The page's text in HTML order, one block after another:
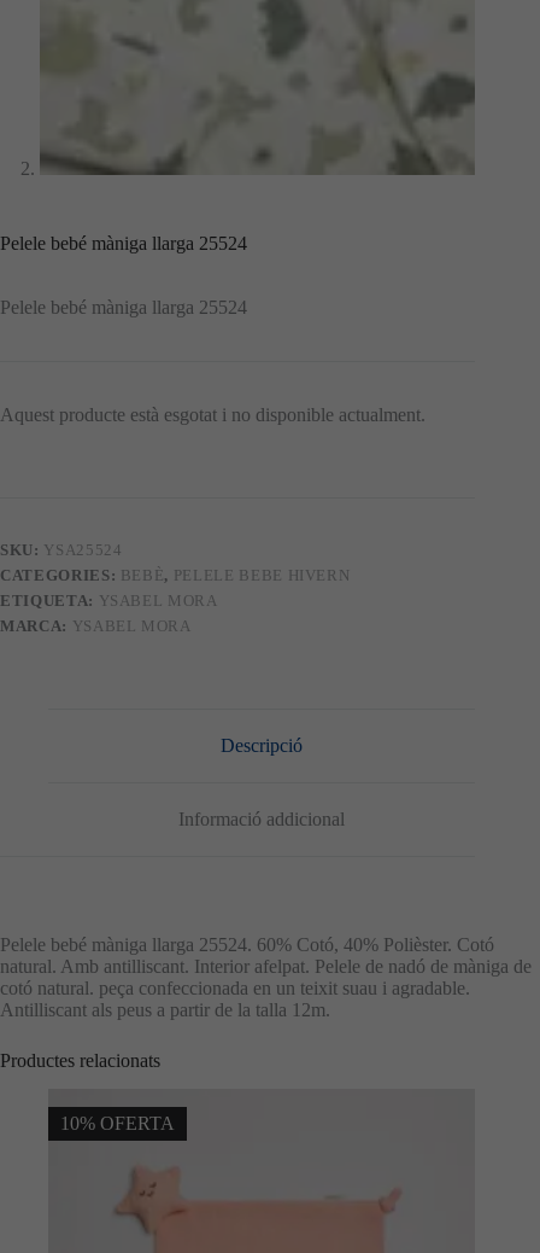
Pelele bebé màniga llarga 25524
Pelele bebé màniga llarga 25524
Aquest producte està esgotat i no disponible actualment.
SKU: YSA25524
CATEGORIES: BEBÈ, PELELE BEBE HIVERN
ETIQUETA: YSABEL MORA
MARCA: YSABEL MORA
Descripció
Informació addicional
Pelele bebé màniga llarga 25524. 60% Cotó, 40% Polièster. Cotó
natural. Amb antilliscant. Interior afelpat. Pelele de nadó de màniga de
cotó natural. peça confeccionada en un teixit suau i agradable.
Antilliscant als peus a partir de la talla 12m.
Productes relacionats
10% OFERTA